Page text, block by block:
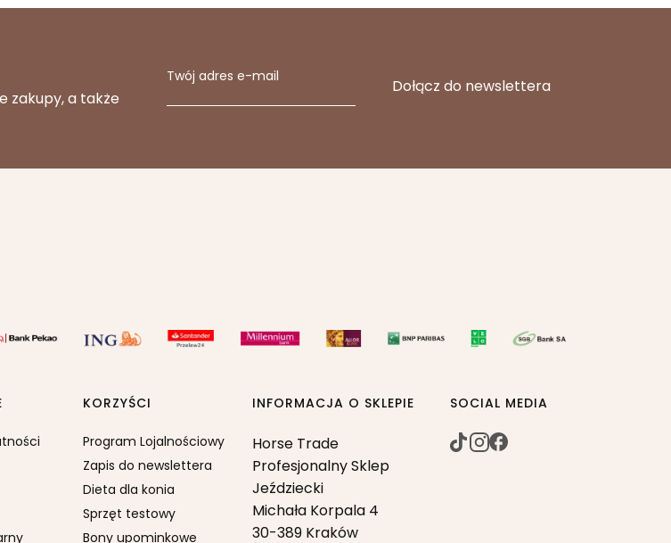
zakupy, a także
Twój adres e-mail
KORZYŚCI
Program Lojalnościowy
Zapis do newslettera
Dieta dla konia
Sprzęt testowy
Bony upominkowe
INFORMACJA O SKLEPIE
Horse Trade
Profesjonalny Sklep
Jeździecki
Michała Korpala 4
30-389 Kraków
SOCIAL MEDIA